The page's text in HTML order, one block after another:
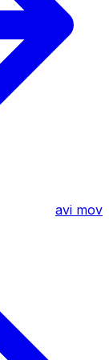
avi mov